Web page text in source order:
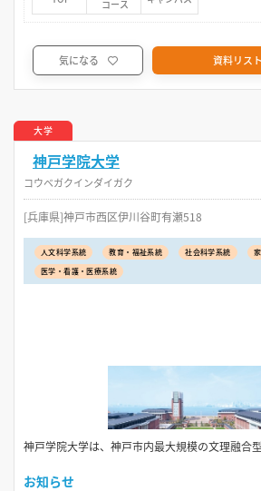
コース
気になる 資料リス
大学
神戸学院大学
コウベガクインダイガク
[兵庫県]神戸市西区伊川谷町有瀬518
人文科学系統 教育・福祉系統 社会科学系統
医学・看護・医療系統
神戸学院大学は、神戸市内最大規模の文理融合
お知らせ